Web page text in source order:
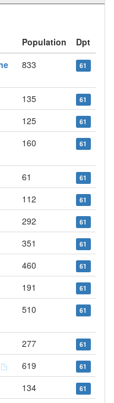
Population
Dpt
833 61
135 61
125 61
160 61
61 61
112 61
292 61
351 61
460 61
191 61
510 61
277 61
619 61
134 61